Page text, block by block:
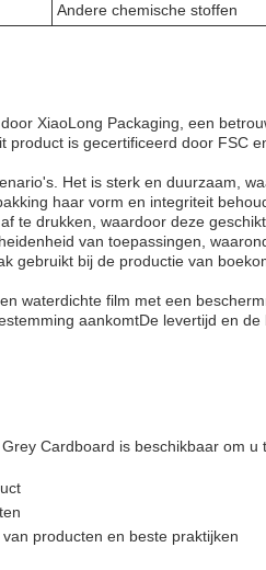
Andere chemische stoffen
XiaoLong Packaging, een
is gecertificeerd door FSC
Het is sterk en duurzaam,
haar vorm en integriteit
te drukken, waardoor deze
van toepassingen,
gebruikt bij de productie van
waterdichte film met een
aankomtDe levertijd en
Cardboard is beschikbaar om
producten en beste praktijken